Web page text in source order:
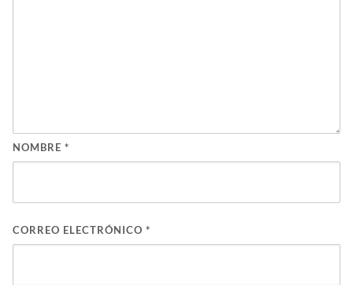
NOMBRE *
CORREO ELECTRÓNICO *